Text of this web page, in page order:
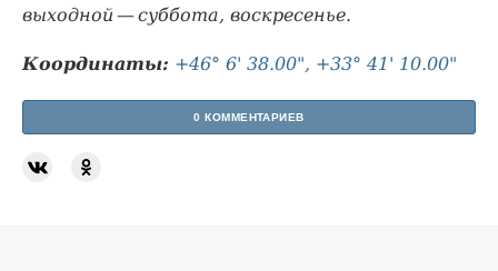
выходной — суббота, воскресенье.
Координаты: +46° 6' 38.00", +33° 41' 10.00"
0 КОММЕНТАРИЕВ